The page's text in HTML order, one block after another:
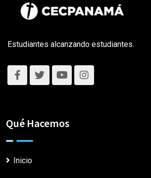
Estudiantes alcanzando estudiantes.
Qué Hacemos
Inicio